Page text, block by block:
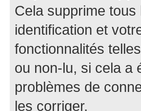
Cela supprime
identification et
fonctionnalités
ou non-lu, si cela a
problèmes de
les corriger.